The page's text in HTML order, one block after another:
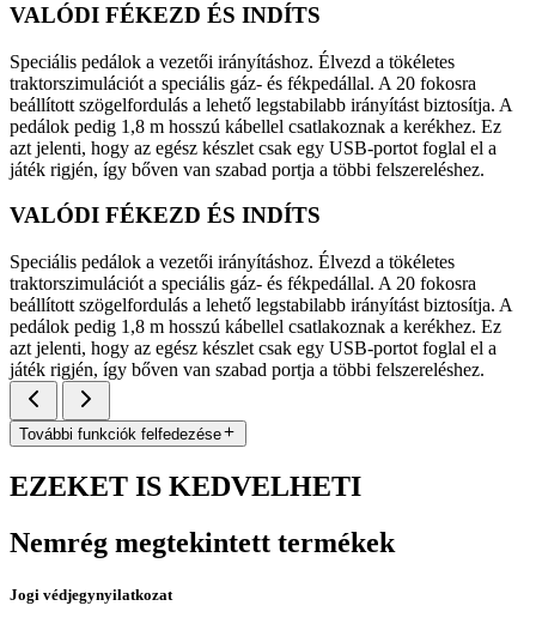
VALÓDI FÉKEZD ÉS INDÍTS
Speciális pedálok a vezetői irányításhoz. Élvezd a tökéletes
traktorszimulációt a speciális gáz- és fékpedállal. A 20 fokosra
beállított szögelfordulás a lehető legstabilabb irányítást biztosítja. A
pedálok pedig 1,8 m hosszú kábellel csatlakoznak a kerékhez. Ez
azt jelenti, hogy az egész készlet csak egy USB-portot foglal el a
játék rigjén, így bőven van szabad portja a többi felszereléshez.
VALÓDI FÉKEZD ÉS INDÍTS
Speciális pedálok a vezetői irányításhoz. Élvezd a tökéletes
traktorszimulációt a speciális gáz- és fékpedállal. A 20 fokosra
beállított szögelfordulás a lehető legstabilabb irányítást biztosítja. A
pedálok pedig 1,8 m hosszú kábellel csatlakoznak a kerékhez. Ez
azt jelenti, hogy az egész készlet csak egy USB-portot foglal el a
játék rigjén, így bőven van szabad portja a többi felszereléshez.
További funkciók felfedezése
EZEKET IS KEDVELHETI
Nemrég megtekintett termékek
Jogi védjegynyilatkozat